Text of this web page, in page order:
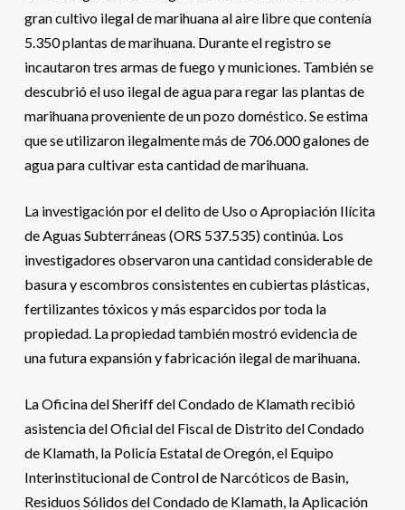
gran cultivo ilegal de marihuana al aire libre que contenía
5.350 plantas de marihuana. Durante el registro se
incautaron tres armas de fuego y municiones. También se
descubrió el uso ilegal de agua para regar las plantas de
marihuana proveniente de un pozo doméstico. Se estima
que se utilizaron ilegalmente más de 706.000 galones de
agua para cultivar esta cantidad de marihuana.
La investigación por el delito de Uso o Apropiación Ilícita
de Aguas Subterráneas (ORS 537.535) continúa. Los
investigadores observaron una cantidad considerable de
basura y escombros consistentes en cubiertas plásticas,
fertilizantes tóxicos y más esparcidos por toda la
propiedad. La propiedad también mostró evidencia de
una futura expansión y fabricación ilegal de marihuana.
La Oficina del Sheriff del Condado de Klamath recibió
asistencia del Oficial del Fiscal de Distrito del Condado
de Klamath, la Policía Estatal de Oregón, el Equipo
Interinstitucional de Control de Narcóticos de Basin,
Residuos Sólidos del Condado de Klamath, la Aplicación